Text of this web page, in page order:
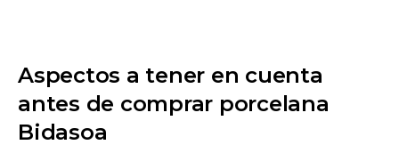
Aspectos a tener en cuenta
antes de comprar porcelana
Bidasoa